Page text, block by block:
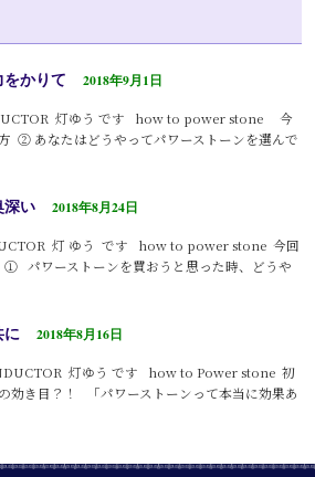
かりて 2018年9月1日
灯ゆう です how to power stone 今
② あなたはどうやってパワーストーンを選んで
深い 2018年8月24日
灯 ゆう です how to power stone 今回
① パワーストーンを買おうと思った時、どうや
に 2018年8月16日
灯ゆう です how to Power stone 初
効き目？！ 「パワーストーンって本当に効果あ